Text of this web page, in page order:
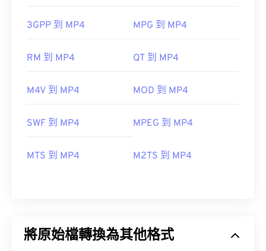
3GPP 到 MP4 MPG 到 MP4
RM 到 MP4 QT 到 MP4
M4V 到 MP4 MOD 到 MP4
SWF 到 MP4 MPEG 到 MP4
MTS 到 MP4 M2TS 到 MP4
將原始檔轉換為其他格式